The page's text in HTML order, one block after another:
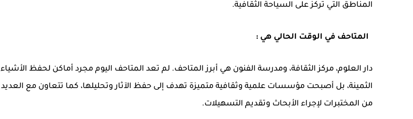
المناطق التي تركز على السياحة الثقافية.
المتاحف في الوقت الحالي هي :
دار العلوم، مركز الثقافة، ومدرسة الفنون هي أبرز المتاحف. لم تعد المتاحف اليوم مجرد أماكن لحفظ الأشياء
الثمينة، بل أصبحت مؤسسات علمية وثقافية متميزة تهدف إلى حفظ الآثار وتحليلها، كما تتعاون مع العديد
من المختبرات لإجراء الأبحاث وتقديم التسهيلات.